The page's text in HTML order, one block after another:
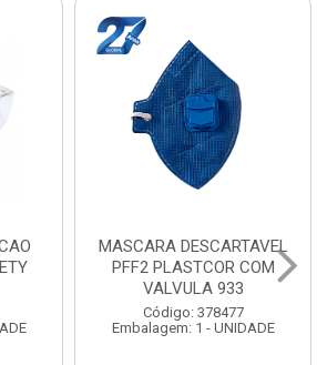
MASCARA DESCARTAVEL
PFF2 PLASTCOR COM
VALVULA 933
Código: 378477
Embalagem: 1 - UNIDADE